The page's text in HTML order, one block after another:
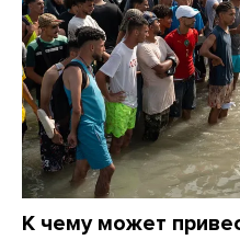
К чему может